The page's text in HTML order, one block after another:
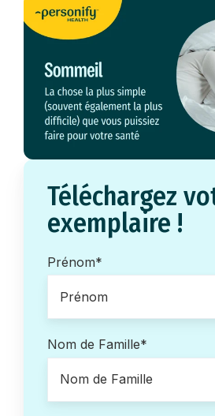
Téléchargez
exemplaire !
Prénom*
Nom de Famille*